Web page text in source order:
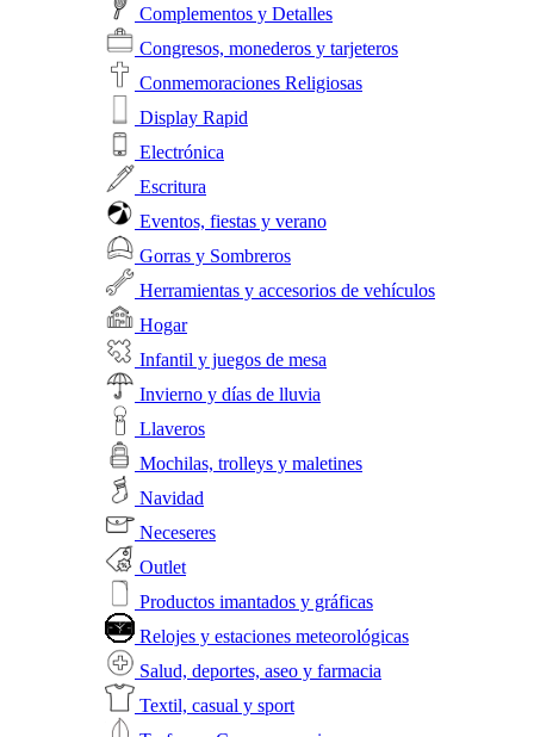
Complementos y Detalles
Congresos, monederos y tarjeteros
Conmemoraciones Religiosas
Display Rapid
Electrónica
Escritura
Eventos, fiestas y verano
Gorras y Sombreros
Herramientas y accesorios de vehículos
Hogar
Infantil y juegos de mesa
Invierno y días de lluvia
Llaveros
Mochilas, trolleys y maletines
Navidad
Neceseres
Outlet
Productos imantados y gráficas
Relojes y estaciones meteorológicas
Salud, deportes, aseo y farmacia
Textil, casual y sport